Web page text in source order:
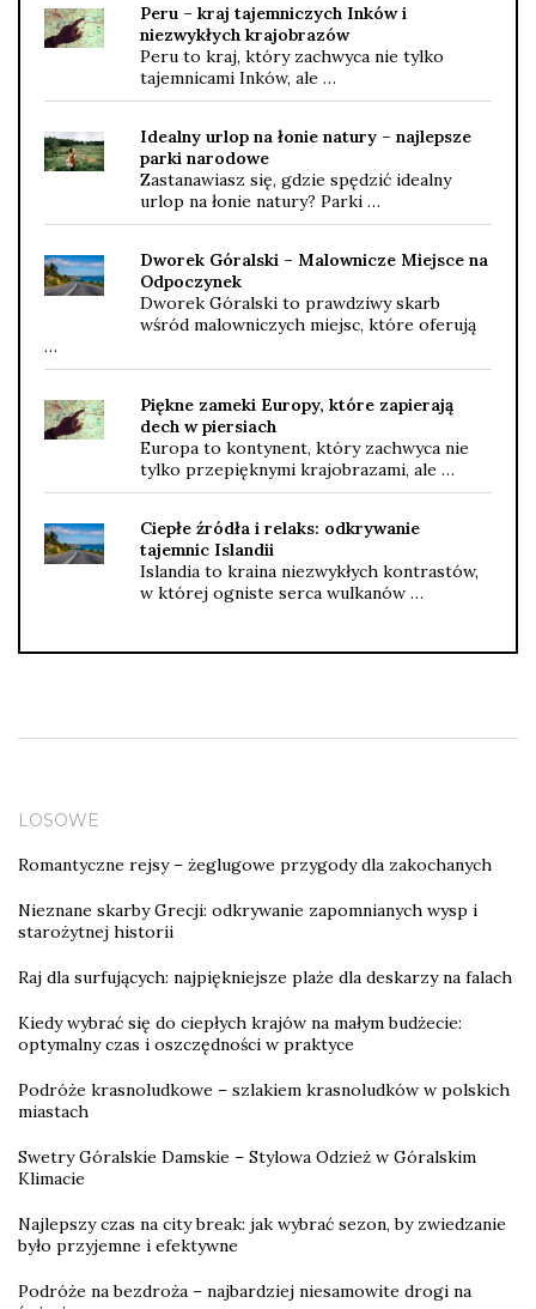
Peru – kraj tajemniczych Inków i
niezwykłych krajobrazów
Peru to kraj, który zachwyca nie tylko
tajemnicami Inków, ale …
Idealny urlop na łonie natury – najlepsze
parki narodowe
Zastanawiasz się, gdzie spędzić idealny
urlop na łonie natury? Parki …
Dworek Góralski – Malownicze Miejsce na
Odpoczynek
Dworek Góralski to prawdziwy skarb
wśród malowniczych miejsc, które oferują
…
Piękne zameki Europy, które zapierają
dech w piersiach
Europa to kontynent, który zachwyca nie
tylko przepięknymi krajobrazami, ale …
Ciepłe źródła i relaks: odkrywanie
tajemnic Islandii
Islandia to kraina niezwykłych kontrastów,
w której ogniste serca wulkanów …
LOSOWE
Romantyczne rejsy – żeglugowe przygody dla zakochanych
Nieznane skarby Grecji: odkrywanie zapomnianych wysp i
starożytnej historii
Raj dla surfujących: najpiękniejsze plaże dla deskarzy na falach
Kiedy wybrać się do ciepłych krajów na małym budżecie:
optymalny czas i oszczędności w praktyce
Podróże krasnoludkowe – szlakiem krasnoludków w polskich
miastach
Swetry Góralskie Damskie – Stylowa Odzież w Góralskim
Klimacie
Najlepszy czas na city break: jak wybrać sezon, by zwiedzanie
było przyjemne i efektywne
Podróże na bezdroża – najbardziej niesamowite drogi na